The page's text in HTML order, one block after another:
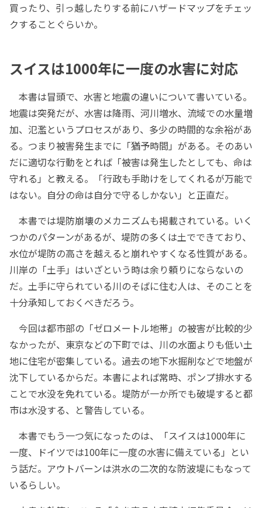
買ったり、引っ越したりする前にハザードマップをチェッ
クすることぐらいか。
スイスは1000年に一度の水害に対応
本書は冒頭で、水害と地震の違いについて書いている。
地震は突発だが、水害は降雨、河川増水、流域での水量増
加、氾濫というプロセスがあり、多少の時間的な余裕があ
る。つまり被害発生までに「猶予時間」がある。そのあい
だに適切な行動をとれば「被害は発生したとしても、命は
守れる」と教える。「行政も手助けをしてくれるが万能で
はない。自分の命は自分で守るしかない」と正直だ。
本書では堤防崩壊のメカニズムも掲載されている。いく
つかのパターンがあるが、堤防の多くは土でできており、
水位が堤防の高さを越えると崩れやすくなる性質がある。
川岸の「土手」はいざという時は余り頼りにならないの
だ。土手に守られている川のそばに住む人は、そのことを
十分承知しておくべきだろう。
今回は都市部の「ゼロメートル地帯」の被害が比較的少
なかったが、東京などの下町では、川の水面よりも低い土
地に住宅が密集している。過去の地下水掘削などで地盤が
沈下しているからだ。本書によれば常時、ポンプ排水する
ことで水没を免れている。堤防が一か所でも破堤すると都
市は水没する、と警告している。
本書でもう一つ気になったのは、「スイスは1000年に
一度、ドイツでは100年に一度の水害に備えている」とい
う話だ。アウトバーンは洪水の二次的な防波堤にもなって
いるらしい。